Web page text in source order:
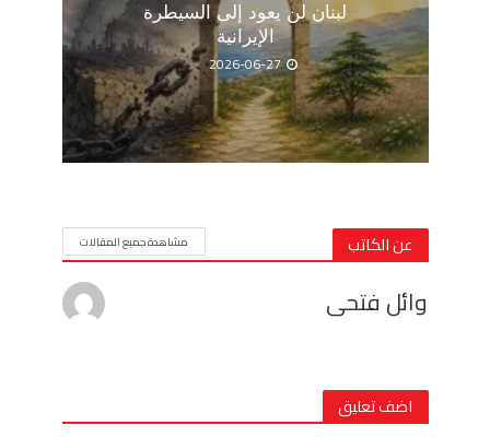
لبنان لن يعود إلى السيطرة
الإيرانية
2026-06-27
عن الكاتب مشاهدة جميع المقالات
وائل فتحى
اضف تعليق